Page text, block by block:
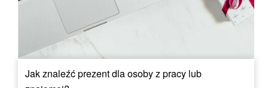
Jak znaleźć prezent dla osoby z pracy lub